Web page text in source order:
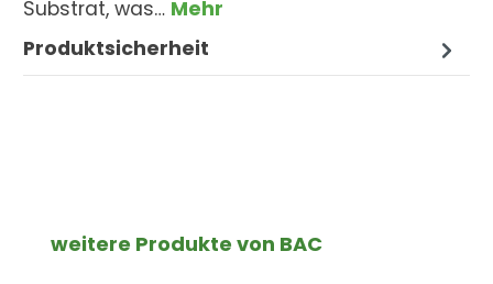
Substrat, was… Mehr
Produktsicherheit
Produktgalerie überspringen
weitere Produkte von BAC